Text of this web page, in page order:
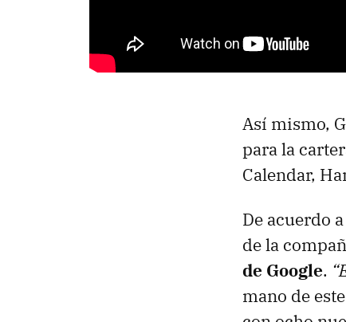
Así mismo,
para la
Calendar,
De acuerdo
de la
de Google.
mano de